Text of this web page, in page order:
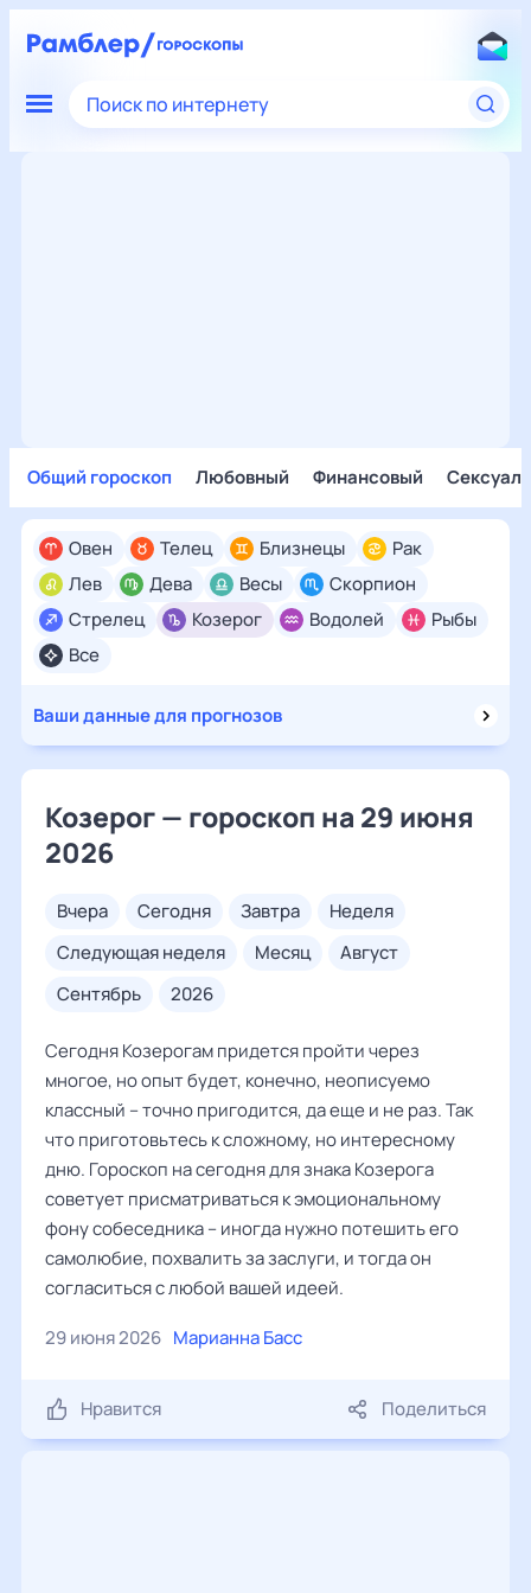
Поиск по интернету
Общий гороскоп Любовный Финансовый
Все
Овен Телец Близнецы
Рак
Лев
Дева Весы
Скорпион
Стрелец
Козерог Водолей Рыбы
Ваши данные для прогнозов
Козерог — гороскоп на 29 июня
2026
вчера сегодня завтра
неделя
следующая неделя
месяц
август
сентябрь
2026
Сегодня Козерогам придется пройти через
многое, но опыт будет, конечно, неописуемо
классный – точно пригодится, да еще и не раз. Так
что приготовьтесь к сложному, но интересному
дню. Гороскоп на сегодня для знака Козерога
советует присматриваться к эмоциональному
фону собеседника – иногда нужно потешить его
самолюбие, похвалить за заслуги, и тогда он
согласиться с любой вашей идеей.
29 июня 2026 Марианна Басс
Нравится Поделиться